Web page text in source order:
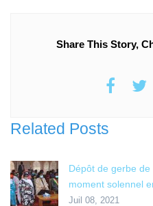
Share This Story,
Related Posts
Dépôt de gerbe
moment solennel
Juil 08, 2021